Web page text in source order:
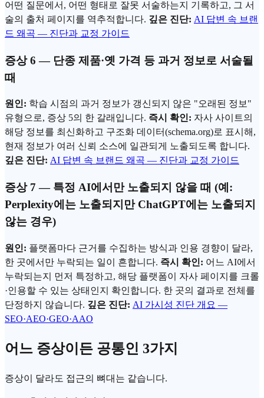
어떤 질문에서, 어떤 형태로 잘못 서술하는지 기록하고, 그 서
술의 출처 페이지를 역추적합니다. 깊은 진단: AI 답변 속 브랜
드 왜곡 — 진단과 교정 가이드
증상 6 — 단종 제품·옛 가격 등 과거 정보로 서술될
때
원인: 학습 시점의 과거 정보가 갱신되지 않은 "오래된 정보"
유형으로, 증상 5의 한 갈래입니다. 즉시 확인: 자사 사이트의
해당 정보를 최신화하고 구조화 데이터(schema.org)로 표시해,
현재 정보가 여러 신뢰 소스에 일관되게 노출되도록 합니다.
깊은 진단: AI 답변 속 브랜드 왜곡 — 진단과 교정 가이드
증상 7 — 특정 AI에서만 노출되지 않을 때 (예:
Perplexity에는 노출되지만 ChatGPT에는 노출되지
않는 경우)
원인: 플랫폼마다 근거를 수집하는 방식과 인용 경향이 달라,
한 곳에서만 누락되는 일이 흔합니다. 즉시 확인: 어느 AI에서
누락되는지 먼저 특정하고, 해당 플랫폼이 자사 페이지를 크롤
·인용할 수 있는 상태인지 확인합니다. 한 곳의 결과로 전체를
단정하지 않습니다. 깊은 진단: AI 가시성 진단 개요 —
SEO·AEO·GEO·AAO
어느 증상이든 공통인 3가지
증상이 달라도 접근의 뼈대는 같습니다.